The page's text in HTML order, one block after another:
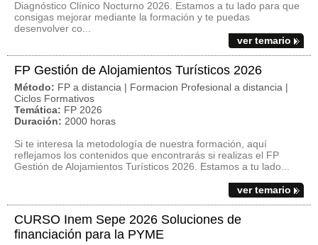
Diagnóstico Clínico Nocturno 2026. Estamos a tu lado para que
consigas mejorar mediante la formación y te puedas
desenvolver co...
ver temario
FP Gestión de Alojamientos Turísticos 2026
Método: FP a distancia | Formacion Profesional a distancia |
Ciclos Formativos
Temática: FP 2026
Duración: 2000 horas
Si te interesa la metodología de nuestra formación, aquí
reflejamos los contenidos que encontrarás si realizas el FP
Gestión de Alojamientos Turísticos 2026. Estamos a tu lado...
ver temario
CURSO Inem Sepe 2026 Soluciones de
financiación para la PYME